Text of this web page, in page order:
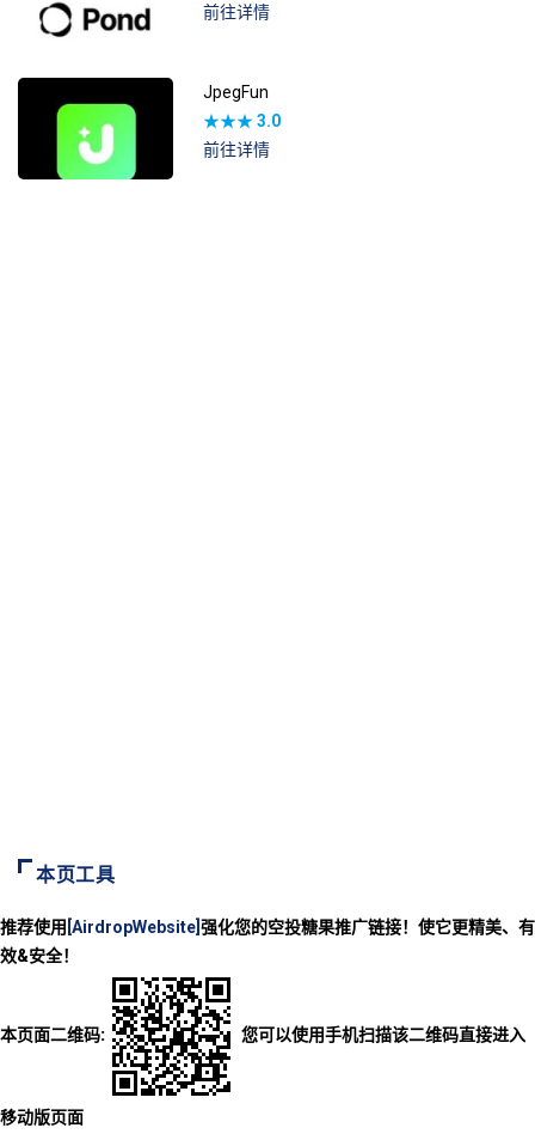
前往详情
JpegFun
★★★3.0
前往详情
本页工具
推荐使用 [AirdropWebsite] 强化您的空投糖果推广链接！使它更精美、有
效&安全！
本页面二维码: 您可以使用手机扫描该二维码直接进入
移动版页面